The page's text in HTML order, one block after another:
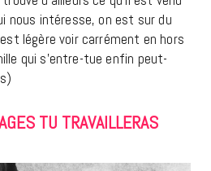
nous intéresse, on est sur du
légère voir carrément en hors
qui s’entre-tue enfin peut-
TU TRAVAILLERAS